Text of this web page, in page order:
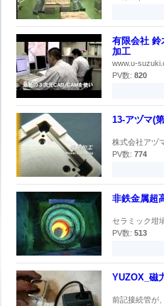
有限会社
加工
www.u-
PV数: 820
13-アヅマ(
株式会社アヅ
PV数: 774
非鉄金属超
セラミック坩
PV数: 513
YUZOX_磁
前記接続管が